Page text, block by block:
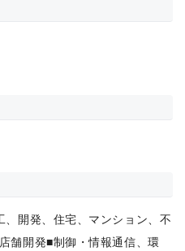
開発、住宅、マンション、不
舗開発■制御・情報通信、環